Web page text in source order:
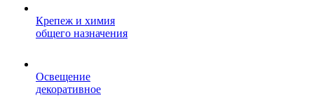
Крепеж и химия
общего назначения
Освещение
декоративное